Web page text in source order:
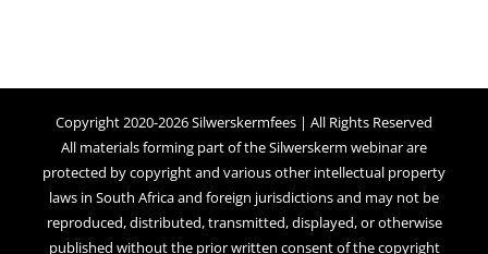
Copyright 2020-2026 Silwerskermfees | All Rights Reserved
All materials forming part of the Silwerskerm webinar are
protected by copyright and various other intellectual property
laws in South Africa and foreign jurisdictions and may not be
reproduced, distributed, transmitted, displayed, or otherwise
published without the prior written consent of the copyright